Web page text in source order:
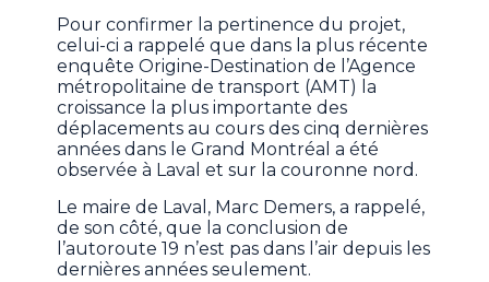
Pour confirmer la pertinence du projet,
celui-ci a rappelé que dans la plus récente
enquête Origine-Destination de l’Agence
métropolitaine de transport (AMT) la
croissance la plus importante des
déplacements au cours des cinq dernières
années dans le Grand Montréal a été
observée à Laval et sur la couronne nord.
Le maire de Laval, Marc Demers, a rappelé,
de son côté, que la conclusion de
l’autoroute 19 n’est pas dans l’air depuis les
dernières années seulement.